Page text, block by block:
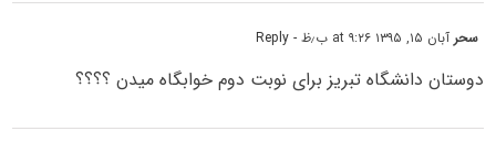
سحرآبان ۱۵, ۱۳۹۵ at ۹:۲۶ ب٫ظ - Reply
دوستان دانشگاه تبریز برای نوبت دوم خوابگاه میدن ؟؟؟؟